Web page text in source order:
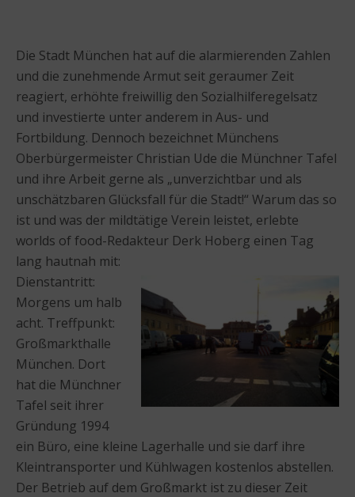
Die Stadt München hat auf die alarmierenden Zahlen
und die zunehmende Armut seit geraumer Zeit
reagiert, erhöhte freiwillig den Sozialhilferegelsatz
und investierte unter anderem in Aus- und
Fortbildung. Dennoch bezeichnet Münchens
Oberbürgermeister Christian Ude die Münchner Tafel
und ihre Arbeit gerne als „unverzichtbar und als
unschätzbaren Glücksfall für die Stadt!“ Warum das so
ist und was der mildtätige Verein leistet, erlebte
worlds of food-Redakteur Derk Hoberg einen Tag
lang hautnah mit:
Dienstantritt:
Morgens um halb
acht. Treffpunkt:
Großmarkthalle
München. Dort
hat die Münchner
Tafel seit ihrer
Gründung 1994
ein Büro, eine kleine Lagerhalle und sie darf ihre
Kleintransporter und Kühlwagen kostenlos abstellen.
Der Betrieb auf dem Großmarkt ist zu dieser Zeit